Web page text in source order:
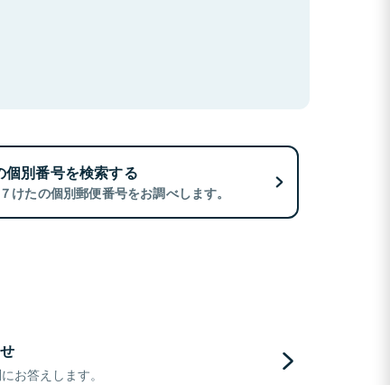
個別番号を検索する
けたの個別郵便番号をお調べします。
お答えします。